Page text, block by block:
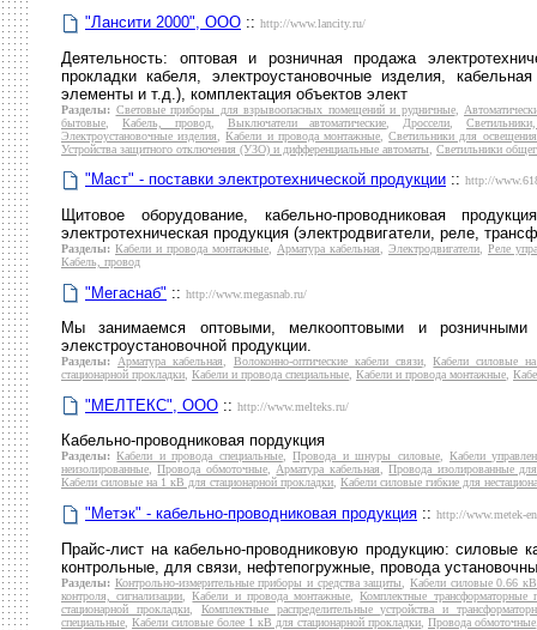
"Лансити 2000", ООО :: http://www.lancity.ru/
Деятельность: оптовая и розничная продажа
прокладки кабеля, электроустановочные изделия,
элементы и т.д.), комплектация объектов элект
Разделы: Световые приборы для взрывоопасных помещений и рудничные,
бытовые
Кабель, провод, Выключатели автоматические Дроссели ,
Электроустановочные изделия
,Кабели и провода монтажные ,Светильники для
Устройства защитного отключения (УЗО) и дифференциальные автоматы
Светильники
"Маст" - поставки электротехнической продукции :: http://
Щитовое оборудование, кабельно-проводниковая
электротехническая продукция (электродвигатели, реле,
Разделы: Кабели и провода монтажные Арматура кабельная Электродвигатели
Реле
Кабель, провод
"Мегаснаб" :: http://www.megasnab.ru/
Мы занимаемся оптовыми, мелкооптовыми и розничными
элекстроустановочной продукции.
Разделы: Арматура кабельная Волоконно-оптические кабели связи,Кабели силовые
стационарной прокладки Кабели и провода специальные Кабели и провода монтажные
"МЕЛТЕКС", ООО :: http://www.melteks.ru/
Кабельно-проводниковая пордукция
Разделы: Кабели и провода специальные,Провода и шнуры силовые,Кабели
неизолированные,Провода обмоточные,Арматура кабельная,Провода изолированные
Кабели силовые на 1 кВ для стационарной прокладки, Кабели силовые гибкие для
"Метэк" - кабельно-проводниковая продукция :: http://www.metek-
Прайс-лист на кабельно-проводниковую продукцию: силовые
контрольные, для связи, нефтепогружные, провода
Разделы: Контрольно-измерительные приборы и средства защиты ,Кабели силовые 0.66 кВ
контроля, сигнализации ,Кабели и провода монтажные ,Комплектные трансформаторные
стационарной прокладки, Комплектные распределительные устройства и
специальные Кабели силовые более 1 кВ для стационарной прокладки Провода обмоточные